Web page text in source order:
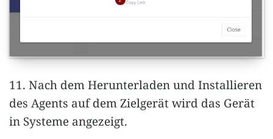
11. Nach dem Herunterladen und Installieren
des Agents auf dem Zielgerät wird das Gerät
in Systeme angezeigt.